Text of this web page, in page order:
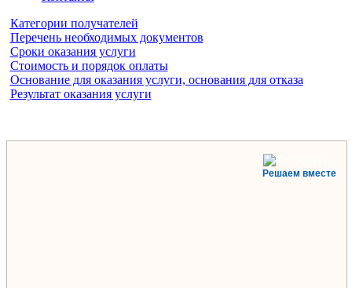
Категории получателей
Перечень необходимых документов
Сроки оказания услуги
Стоимость и порядок оплаты
Основание для оказания услуги, основания для отказа
Результат оказания услуги
Решаем вместе